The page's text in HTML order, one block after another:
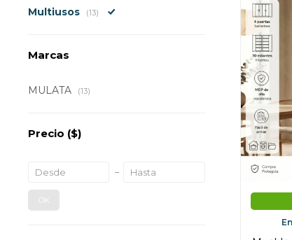
Multiusos (13)
Marcas
MULATA (13)
Precio ($)
OK